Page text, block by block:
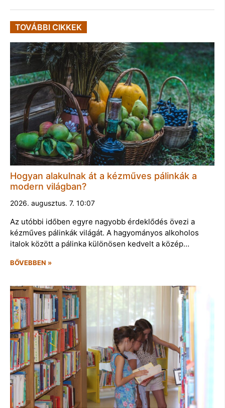
TOVÁBBI CIKKEK
Hogyan alakulnak át a kézműves pálinkák a
modern világban?
2026. augusztus. 7. 10:07
Az utóbbi időben egyre nagyobb érdeklődés övezi a
kézműves pálinkák világát. A hagyományos alkoholos
italok között a pálinka különösen kedvelt a közép…
BŐVEBBEN »